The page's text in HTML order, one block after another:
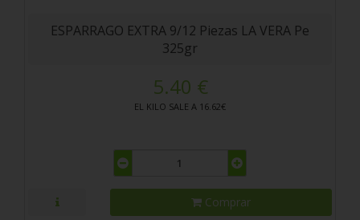
ESPARRAGO EXTRA 9/12 Piezas LA VERA Pe
325gr
5.40 €
EL KILO SALE A 16.62€
Comprar